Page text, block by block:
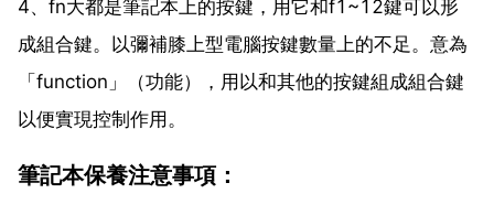
4、fn大都是筆記本上的按鍵，用它和f1~12鍵可以形
成組合鍵。以彌補膝上型電腦按鍵數量上的不足。意為
「function」（功能），用以和其他的按鍵組成組合鍵
以便實現控制作用。
筆記本保養注意事項：